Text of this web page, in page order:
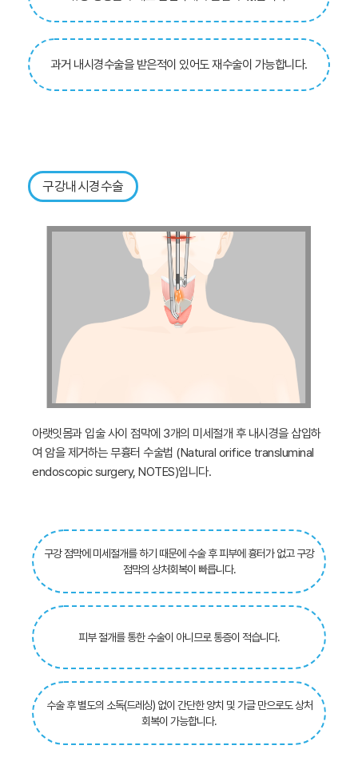
과거 내시경수술을 받은적이 있어도 재수술이 가능합니다.
구강내시경수술
아랫잇몸과 입술 사이 점막에 3개의 미세절개 후 내시경을 삽입하
여 암을 제거하는 무흉터 수술법 (Natural orifice transluminal
endoscopic surgery, NOTES)입니다.
구강 점막에 미세절개를 하기 때문에 수술 후 피부에 흉터가 없고 구강
점막의 상처회복이 빠릅니다.
피부 절개를 통한 수술이 아니므로 통증이 적습니다.
수술 후 별도의 소독(드레싱) 없이 간단한 양치 및 가글 만으로도 상처
회복이 가능합니다.